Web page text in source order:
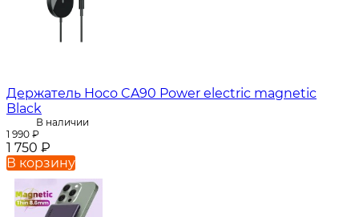
Держатель Hoco CA90 Power electric magnetic
Black
В наличии
1 990 ₽
1 750 ₽
В корзину